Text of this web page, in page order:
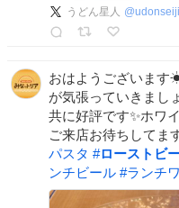
うどん星人 @
おはようございます
が気張っていきまし
共に好評です✨ホワ
ご来店お待ちしてま
パスタ #ローストビ
ンチビール #ランチ